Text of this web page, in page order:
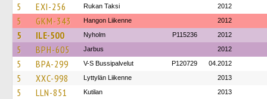
5 EXI-256 Rukan Taksi 2012
5 GKM-343 Hangon Liikenne 2012
5 ILE-500 Nyholm P115236 2012
5 BPH-605 Jarbus 2012
5 BPA-299 V-S Bussipalvelut P120729 04.2012
5 XXC-998 Lyttylän Liikenne 2013
5 LLN-851 Kutilan 2013